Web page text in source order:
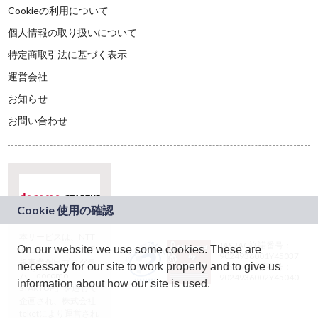
Cookieの利用について
個人情報の取り扱いについて
特定商取引法に基づく表示
運営会社
お知らせ
お問い合わせ
ドコモグループの新
規事業創出プログラ
ム「docomo
STARTUP」を通じて
JASRAC許諾番号：
9024936001Y45037
JASRAC許諾番号：
On our website we use some cookies. These are
necessary for our site to work properly and to give us
information about how our site is used.